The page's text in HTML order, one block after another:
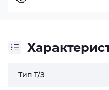
Тип Т/З